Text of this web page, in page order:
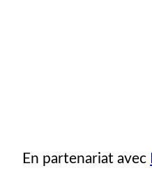
En partenariat avec